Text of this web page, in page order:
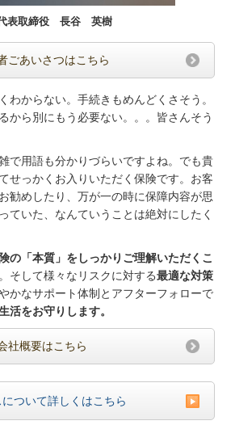
表取締役 長谷 英樹
ごあいさつはこちら
わからない。手続きもめんどくさそう。
から別にもう必要ない。。。皆さんそう
で用語も分かりづらいですよね。でも貴
せっかくお入りいただく保険です。お客
勧めしたり、万が一の時に保障内容が思
ていた、なんていうことは絶対にしたく
の「本質」をしっかりご理解いただくこ
そして様々なリスクに対する最適な対策
やかなサポート体制とアフターフォローで
活をお守りします。
社概要はこちら
ついて詳しくはこちら